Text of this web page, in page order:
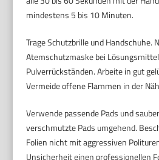
mindestens 5 bis 10 Minuten.
Trage Schutzbrille und Handschuhe.
Atemschutzmaske bei
Pulverrückständen. Arbeite in gut
Vermeide offene Flammen in der
Verwende passende Pads und
verschmutzte Pads umgehend.
Folien nicht mit aggressiven
Unsicherheit einen professionellen